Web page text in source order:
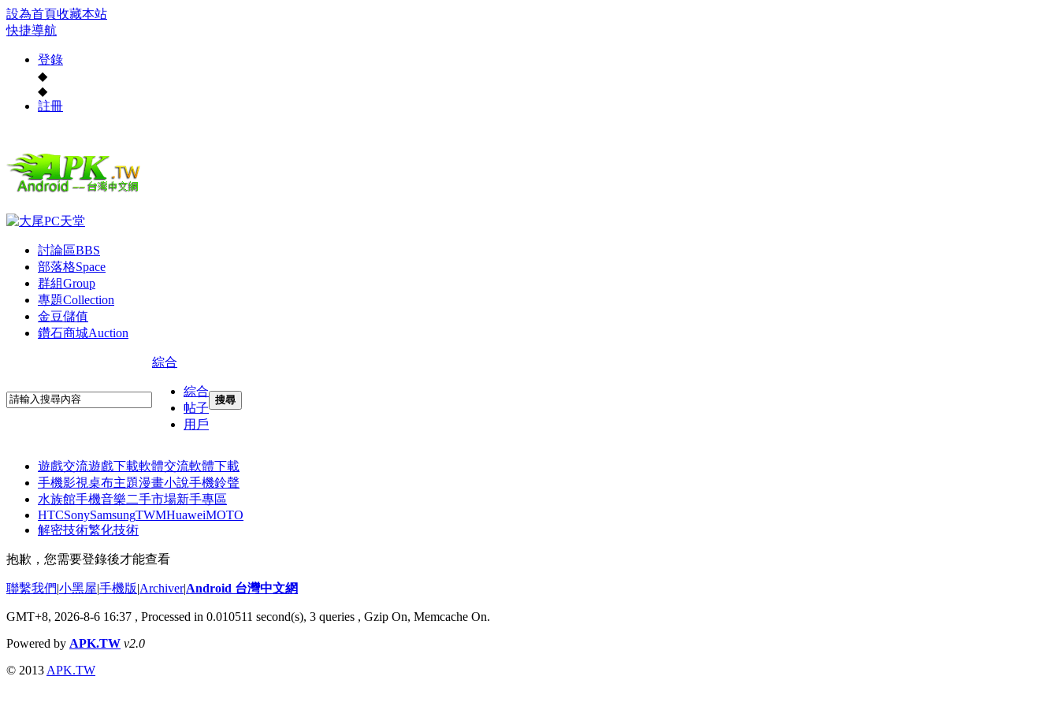
設為首頁收藏本站
快捷導航
登錄
◆
◆
註冊
討論區BBS
部落格Space
群組Group
專題Collection
金豆儲值
鑽石商城Auction
綜合
綜合
帖子
用戶
搜尋
遊戲交流遊戲下載軟體交流軟體下載
手機影視桌布主題漫畫小說手機鈴聲
水族館手機音樂二手市場新手專區
HTCSonySamsungTWMHuaweiMOTO
解密技術繁化技術
抱歉，您需要登錄後才能查看
聯繫我們|小黑屋|手機版|Archiver|Android 台灣中文網
GMT+8, 2026-8-6 16:37 , Processed in 0.010511 second(s), 3 queries , Gzip On, Memcache On.
Powered by APK.TW v2.0
© 2013 APK.TW